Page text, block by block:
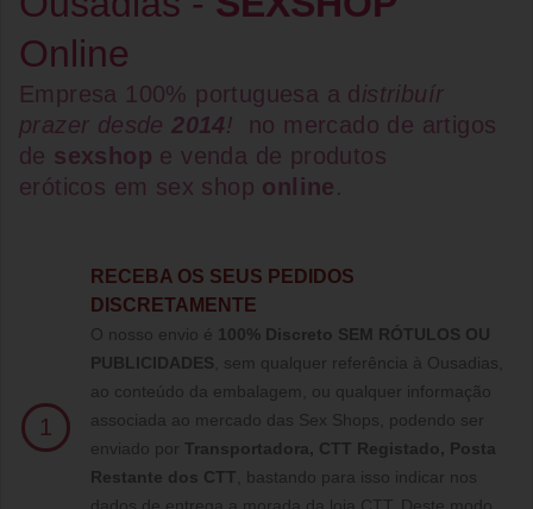
Online
Empresa 100% portuguesa a d istribuír
prazer desde2014!
no mercado de artigos
de sexshop e venda de produtos
eróticos em sex shop online.
1
RECEBA OS SEUS PEDIDOS
DISCRETAMENTE
O nosso envio é 100% Discreto SEM RÓTULOS OU
PUBLICIDADES , sem qualquer referência à Ousadias,
ao conteúdo da embalagem, ou qualquer informação
associada ao mercado das Sex Shops, podendo ser
enviado por Transportadora, CTT Registado, Posta
Restante dos CTT , bastando para isso indicar nos